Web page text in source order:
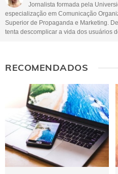
Jornalista formada pela
especialização em Comunicação
Superior de Propaganda e Marketing.
tenta descomplicar a vida dos usuários
RECOMENDADOS